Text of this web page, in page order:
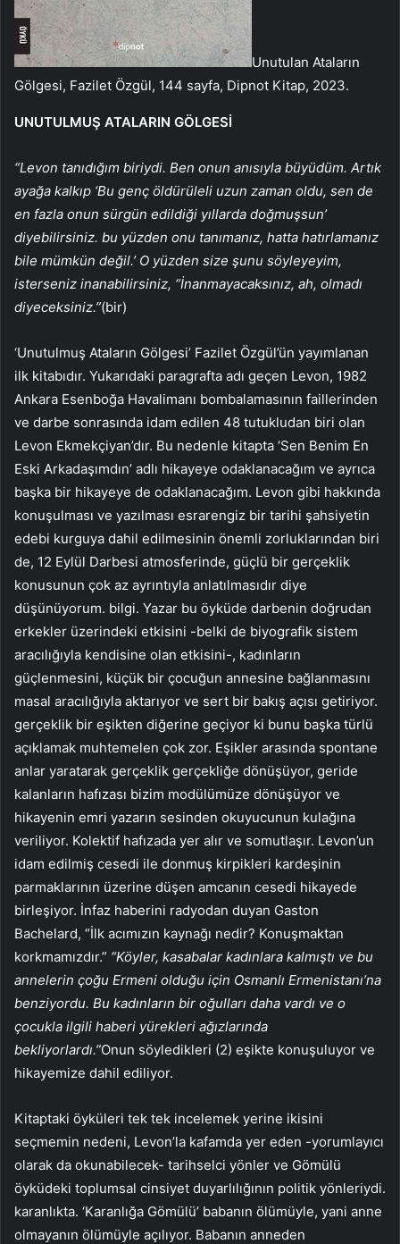
Unutulan Ataların
Gölgesi, Fazilet Özgül, 144 sayfa, Dipnot Kitap, 2023.
UNUTULMUŞ ATALARIN GÖLGESİ
“Levon tanıdığım biriydi. Ben onun anısıyla büyüdüm. Artık
ayağa kalkıp ‘Bu genç öldürüleli uzun zaman oldu, sen de
en fazla onun sürgün edildiği yıllarda doğmuşsun’
diyebilirsiniz. bu yüzden onu tanımanız, hatta hatırlamanız
bile mümkün değil.’ O yüzden size şunu söyleyeyim,
isterseniz inanabilirsiniz, “İnanmayacaksınız, ah, olmadı
diyeceksiniz.”(bir)
‘Unutulmuş Ataların Gölgesi’ Fazilet Özgül’ün yayımlanan
ilk kitabıdır. Yukarıdaki paragrafta adı geçen Levon, 1982
Ankara Esenboğa Havalimanı bombalamasının faillerinden
ve darbe sonrasında idam edilen 48 tutukludan biri olan
Levon Ekmekçiyan’dır. Bu nedenle kitapta ‘Sen Benim En
Eski Arkadaşımdın’ adlı hikayeye odaklanacağım ve ayrıca
başka bir hikayeye de odaklanacağım. Levon gibi hakkında
konuşulması ve yazılması esrarengiz bir tarihi şahsiyetin
edebi kurguya dahil edilmesinin önemli zorluklarından biri
de, 12 Eylül Darbesi atmosferinde, güçlü bir gerçeklik
konusunun çok az ayrıntıyla anlatılmasıdır diye
düşünüyorum. bilgi. Yazar bu öyküde darbenin doğrudan
erkekler üzerindeki etkisini -belki de biyografik sistem
aracılığıyla kendisine olan etkisini-, kadınların
güçlenmesini, küçük bir çocuğun annesine bağlanmasını
masal aracılığıyla aktarıyor ve sert bir bakış açısı getiriyor.
gerçeklik bir eşikten diğerine geçiyor ki bunu başka türlü
açıklamak muhtemelen çok zor. Eşikler arasında spontane
anlar yaratarak gerçeklik gerçekliğe dönüşüyor, geride
kalanların hafızası bizim modülümüze dönüşüyor ve
hikayenin emri yazarın sesinden okuyucunun kulağına
veriliyor. Kolektif hafızada yer alır ve somutlaşır. Levon’un
idam edilmiş cesedi ile donmuş kirpikleri kardeşinin
parmaklarının üzerine düşen amcanın cesedi hikayede
birleşiyor. İnfaz haberini radyodan duyan Gaston
Bachelard, “İlk acımızın kaynağı nedir? Konuşmaktan
korkmamızdır.” “Köyler, kasabalar kadınlara kalmıştı ve bu
annelerin çoğu Ermeni olduğu için Osmanlı Ermenistanı’na
benziyordu. Bu kadınların bir oğulları daha vardı ve o
çocukla ilgili haberi yürekleri ağızlarında
bekliyorlardı.”Onun söyledikleri (2) eşikte konuşuluyor ve
hikayemize dahil ediliyor.
Kitaptaki öyküleri tek tek incelemek yerine ikisini
seçmemin nedeni, Levon’la kafamda yer eden -yorumlayıcı
olarak da okunabilecek- tarihselci yönler ve Gömülü
öyküdeki toplumsal cinsiyet duyarlılığının politik yönleriydi.
karanlıkta. ‘Karanlığa Gömülü’ babanın ölümüyle, yani anne
olmayanın ölümüyle açılıyor. Babanın anneden